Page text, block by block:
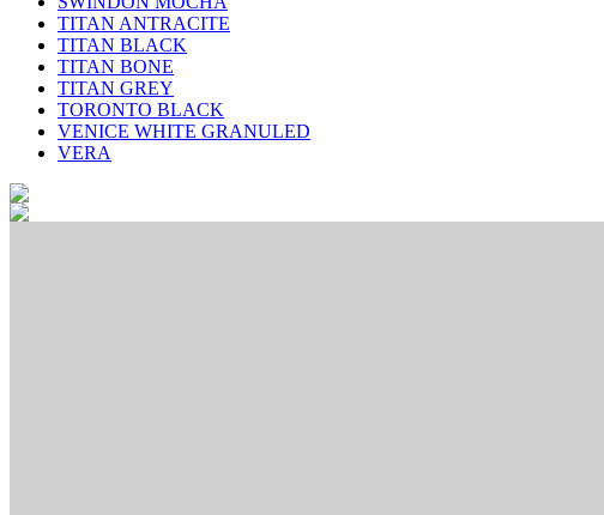
TITAN ANTRACITE
TITAN BLACK
TITAN BONE
TITAN GREY
TORONTO BLACK
VENICE WHITE GRANULED
VERA